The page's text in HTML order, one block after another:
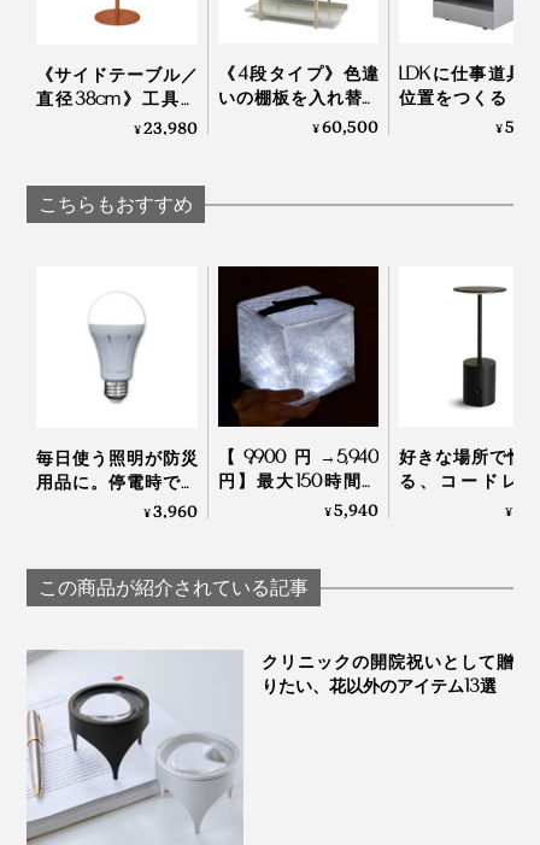
存在です。
専用フックもマグネット入りなので、ワンタッチで、ラ
ンプをセットすれば、持ち歩けるランタンに変身しま
さっそく点灯したら、わぁ！キッチンも、テーブルも、
ガレージやクローゼットといった、暗所での作業に。
いろんな場面で、活躍してくれます。
雨に多少濡れても、大丈夫。
げて使えます。
《サイドテーブル／
直径38cm》工具要
らずで組立て・解
たスチールテーブル
｜KIT キット
¥23,980
《4段タイプ》色違
いの棚板を入れ替え
るたびに、新鮮な空
¥60,500
LDKに仕事道具
位置をつくる「
ビング書斎
¥
こちらもおすすめ
毎日使う照明が防災
用品に。停電時でも
点灯するバッテリー
¥3,960
【9,900円→5,940
円】最大150時間の
点灯、スマホ充電も
充電式ランタン｜
MEGAPUFF
¥5,940
好きな場所で愉
る、コードレ
「晩酌ライト」
¥
この商品が紹介されている記事
クリニックの開院祝いとして贈
りたい、花以外のアイテム13選